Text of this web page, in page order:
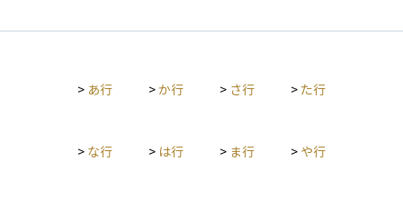
株価が下落するリスクもあるため注意が必要です。
企業の注目度、経済状況などさまざまな要因によって大きく左
きな関心事であり、投資家にとっても企業にとっても重要な節
> あ行 >か行 > さ行 > た行
> な行 > は行 > ま行 > や行